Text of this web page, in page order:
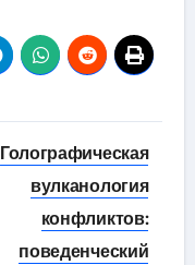
Голографическая
вулканология
конфликтов:
поведенческий